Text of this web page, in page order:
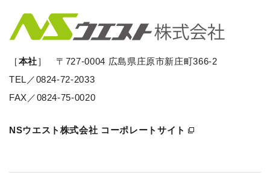
［本社］ 〒727-0004 広島県庄原市新庄町366-2
TEL／0824-72-2033
FAX／0824-75-0020
NSウエスト株式会社 コーポレートサイト